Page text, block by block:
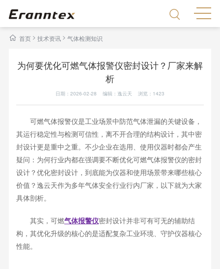
首页> 技术资讯 > 气体检测知识
为何要优化可燃气体报警仪密封设计？厂家来解
析
日期：2026-02-28 编辑：逸云天 浏览： 1423
可燃气体报警仪是工业场景中防范气体泄漏的关键设备，
其运行稳定性与检测可信性，离不开合理的结构设计，其中密
封设计更是重中之重。不少企业在选用、使用仪器时都会产生
疑问：为何行业内都在强调要不断优化可燃气体报警仪的密封
设计？优化密封设计，到底能为仪器和使用场景带来哪些核心
价值？逸云天作为多年气体安全行业行内厂家，以下就为大家
具体剖析。
其实，可燃气体报警仪密封设计并非可有可无的辅助结
构，其优化升级的核心的是适配复杂工业环境、守护仪器核心
性能。